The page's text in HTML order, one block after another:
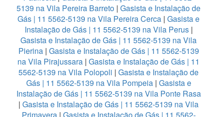
5139 na Vila Pereira Barreto | Gasista e Instalação de
Gás | 11 5562-5139 na Vila Pereira Cerca | Gasista e
Instalação de Gás | 11 5562-5139 na Vila Perus|
Gasista e Instalação de Gás | 11 5562-5139 na Vila
Pierina| Gasista e Instalação de Gás | 11 5562-5139
na Vila Pirajussara | Gasista e Instalação de Gás | 11
5562-5139 na Vila Polopoli | Gasista e Instalação de
Gás | 11 5562-5139 na Vila Pompeia| Gasista e
Instalação de Gás | 11 5562-5139 na Vila Ponte Rasa
| Gasista e Instalação de Gás | 11 5562-5139 na Vila